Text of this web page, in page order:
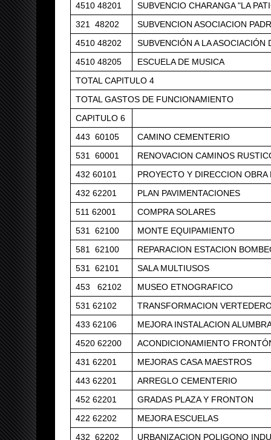
4510 48201
SUBVENCIO CHARANGA "LA
321 48202
SUBVENCION ASOCIACION
4510 48202
SUBVENCIÓN A LA ASOCIACIÓN
4510 48205
ESCUELA DE MUSICA
TOTAL CAPITULO 4
TOTAL GASTOS DE FUNCIONAMIENTO
CAPITULO 6
443 60105
CAMINO CEMENTERIO
531 60001
RENOVACION CAMINOS
432 60101
PROYECTO Y DIRECCION OBRA
432 62201
PLAN PAVIMENTACIONES
511 62001
COMPRA SOLARES
531 62100
MONTE EQUIPAMIENTO
581 62100
REPARACION ESTACION
531 62101
SALA MULTIUSOS
453 62102
MUSEO ETNOGRAFICO
531 62102
TRANSFORMACION
433 62106
MEJORA INSTALACION
4520 62200
ACONDICIONAMIENTO
431 62201
MEJORAS CASA MAESTROS
443 62201
ARREGLO CEMENTERIO
452 62201
GRADAS PLAZA Y FRONTON
422 62202
MEJORA ESCUELAS
432 62202
URBANIZACION POLIGONO